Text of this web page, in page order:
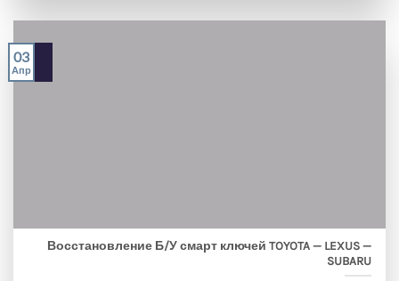
Восстановление Б/У смарт ключей TOYOTA — LEXUS —
SUBARU
03
Апр